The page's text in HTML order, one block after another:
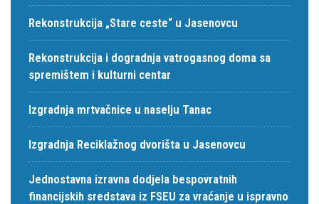
Rekonstrukcija „Stare ceste“ u Jasenovcu
Rekonstrukcija i dogradnja vatrogasnog doma sa
spremištem i kulturni centar
Izgradnja mrtvačnice u naselju Tanac
Izgradnja Reciklažnog dvorišta u Jasenovcu
Jednostavna izravna dodjela bespovratnih
financijskih sredstava iz FSEU za vraćanje u ispravno